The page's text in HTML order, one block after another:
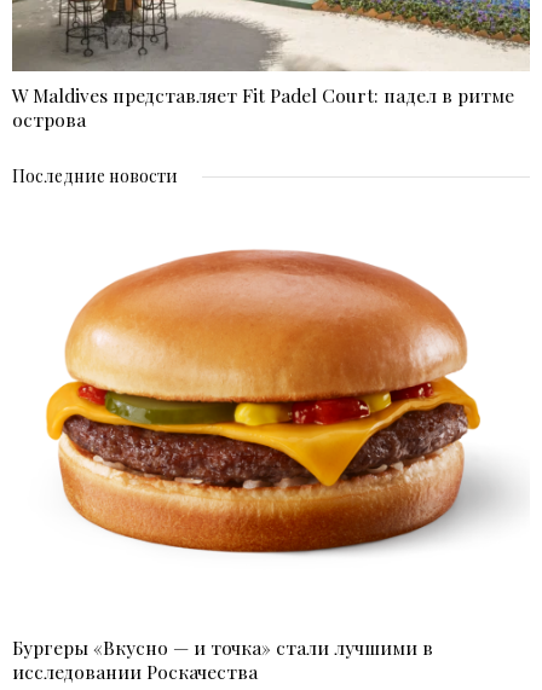
W Maldives представляет Fit Padel Court: падел в ритме
острова
Последние новости
Бургеры «Вкусно — и точка» стали лучшими в
исследовании Роскачества